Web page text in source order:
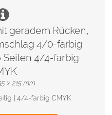
geradem Rücken,
4/0-farbig
Seiten 4/4-farbig
x 215 mm
| 4/4-farbig CMYK